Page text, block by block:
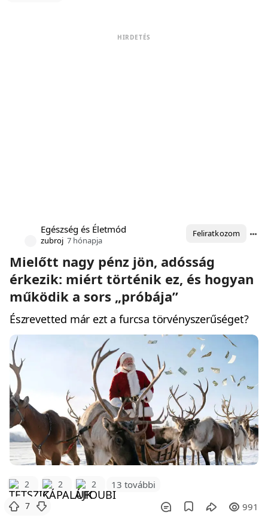
HIRDETÉS
Egészség és Életmód
zubroj 7 hónapja
Feliratkozom
Mielőtt nagy pénz jön, adósság
érkezik: miért történik ez, és hogyan
működik a sors „próbája”
Észrevetted már ezt a furcsa törvényszerűséget?
2 2 2 13 további
7 991